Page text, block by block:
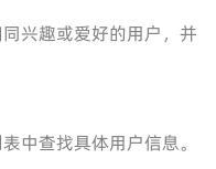
兴趣或爱好的用户，并
中查找具体用户信息。